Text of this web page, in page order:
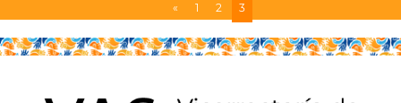
Página
anterior
« Page
1 Page
2
Página
actual
3